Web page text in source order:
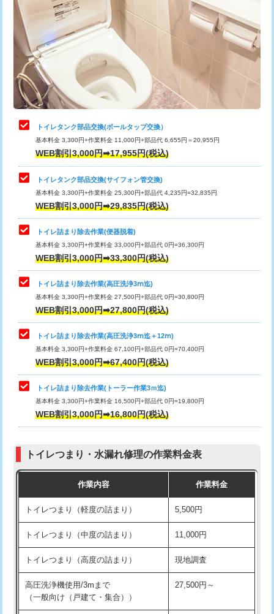
トイレタンク部品交換(ボールタップ交換）
基本料金 3,300円+作業料金 11,000円+部品代 6,655円＝20,955円
WEB割引3,000円➡17,955円(税込)
トイレタンク部品交換(サイフォン管交換)
基本料金 3,300円+作業料金 25,300円+部品代 4,235円=32,835円
WEB割引3,000円➡29,835円(税込)
トイレ詰まり除去作業(便器脱着)
基本料金 3,300円+作業料金 33,000円+部品代 0円=36,300円
WEB割引3,000円➡33,300円(税込)
トイレ詰まり除去作業(高圧洗浄3ⅿ迄)
基本料金 3,300円+作業料金 27,500円+部品代 0円=30,800円
WEB割引3,000円➡27,800円(税込)
トイレ詰まり除去作業(高圧洗浄3ⅿ迄＋12ⅿ)
基本料金 3,300円+作業料金 67,100円+部品代 0円=70,400円
WEB割引3,000円➡67,400円(税込)
トイレ詰まり除去作業(トーラー作業3ｍ迄)
基本料金 3,300円+作業料金 16,500円+部品代 0円=19,800円
WEB割引3,000円➡16,800円(税込)
トイレつまり・水漏れ修理の作業料金表
作業内容 作業料金
トイレつまり（軽度の詰まり） 5,500円
トイレつまり（中度の詰まり） 11,000円
トイレつまり（高度の詰まり） 現地調査
高圧洗浄機使用/3mまで
（一般向け（戸建て・集合））
27,500円～